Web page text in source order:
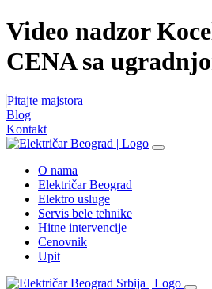
Video nadzor
CENA sa
Pitajte majstora
Blog
Kontakt
O nama
Električar Beograd
Elektro usluge
Servis bele tehnike
Hitne intervencije
Cenovnik
Upit